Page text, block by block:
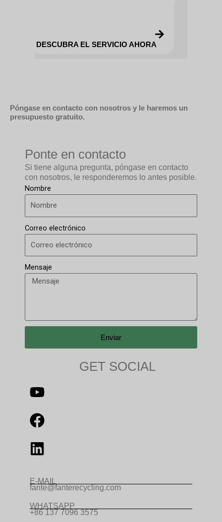
DESCUBRA EL SERVICIO AHORA
Póngase en contacto con nosotros y le haremos un
presupuesto gratuito.
Ponte en contacto
Si tiene alguna pregunta, póngase en contacto
con nosotros, le responderemos lo antes posible.
Nombre
Correo electrónico
Mensaje
Enviar
GET SOCIAL
E-MAIL
fante@fanterecycling.com
WHATSAPP
+86 137 7096 3575